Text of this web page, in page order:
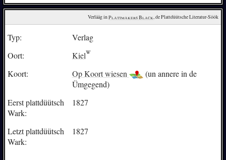
Verlääg in Plattmakers Black, de Plattdüütsche Literatur-Söök
Typ:
Verlag
Oort:
Kiel
Koort:
Op Koort wiesen
(un annere in de
Ümgegend)
Eerst plattdüütsch
Wark:
1827
Letzt plattdüütsch
Wark:
1827